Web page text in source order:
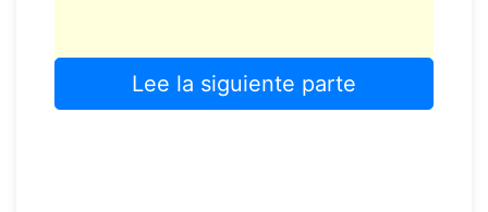
Lee la siguiente parte